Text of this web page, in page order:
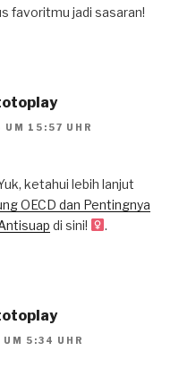
favoritmu jadi sasaran!
15:57 UHR
ketahui lebih lanjut
OECD dan Pentingnya
di sini! .
5:34 UHR